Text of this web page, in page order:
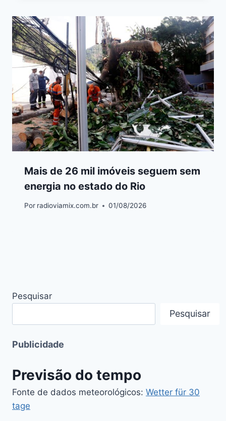
Mais de 26 mil imóveis seguem sem
energia no estado do Rio
Por radioviamix.com.br 01/08/2026
Pesquisar
Pesquisar
Publicidade
Previsão do tempo
Fonte de dados meteorológicos: Wetter für 30
tage